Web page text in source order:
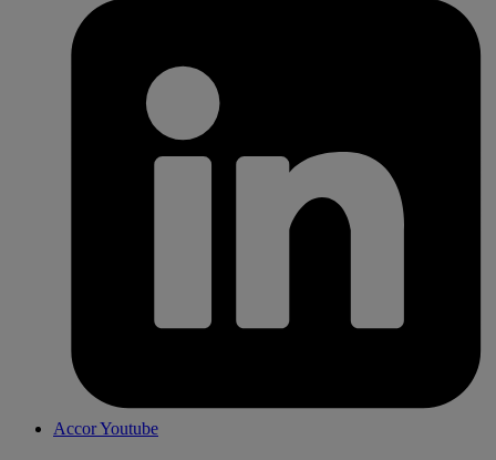
Accor Youtube